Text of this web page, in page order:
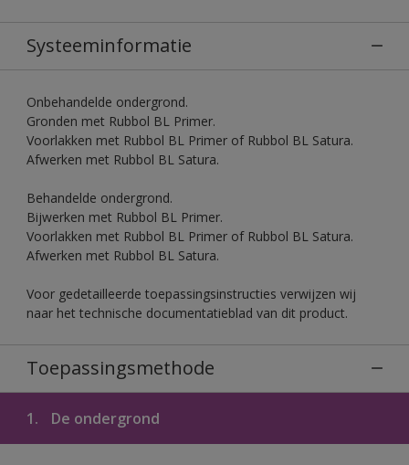
Systeeminformatie
Onbehandelde ondergrond.
Gronden met Rubbol BL Primer.
Voorlakken met Rubbol BL Primer of Rubbol BL Satura.
Afwerken met Rubbol BL Satura.
Behandelde ondergrond.
Bijwerken met Rubbol BL Primer.
Voorlakken met Rubbol BL Primer of Rubbol BL Satura.
Afwerken met Rubbol BL Satura.
Voor gedetailleerde toepassingsinstructies verwijzen wij
naar het technische documentatieblad van dit product.
Toepassingsmethode
1. De ondergrond